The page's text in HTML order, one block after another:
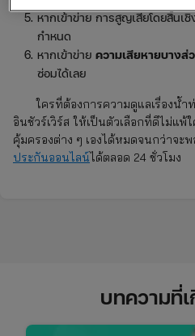
หากเข้าข่าย การสูญเสียโดยสิ้นเ
กำหนด
หากเข้าข่าย ความเสียหายบางส่
ซ่อมได้เลย
ใครที่ต้องการความดูแลเรื่องน้ำ
อินชัวร์เวิร์ส ให้เป็นตัวเลือกที่ดีไม่แพ้
คุ้มครองต่าง ๆ เองได้หมดจนกว่าจะ
ประกันออนไลน์ได้ตลอด 24 ชั่วโมง
บทความที่